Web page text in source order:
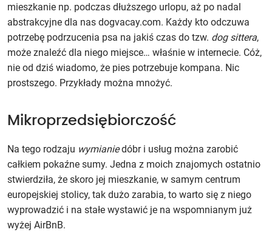
mieszkanie np. podczas dłuższego urlopu, aż po nadal
abstrakcyjne dla nas dogvacay.com. Każdy kto odczuwa
potrzebę podrzucenia psa na jakiś czas do tzw. dog sittera,
może znaleźć dla niego miejsce… właśnie w internecie. Cóż,
nie od dziś wiadomo, że pies potrzebuje kompana. Nic
prostszego. Przykłady można mnożyć.
Mikroprzedsiębiorczość
Na tego rodzaju wymianiedóbr i usług można zarobić
całkiem pokaźne sumy. Jedna z moich znajomych ostatnio
stwierdziła, że skoro jej mieszkanie, w samym centrum
europejskiej stolicy, tak dużo zarabia, to warto się z niego
wyprowadzić i na stałe wystawić je na wspomnianym już
wyżej AirBnB.